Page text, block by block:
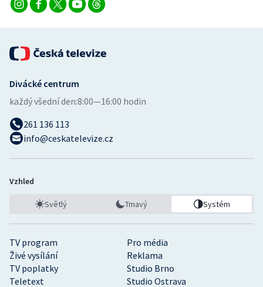
TV program
Pro média
Živé vysílání
Reklama
TV poplatky
Studio Brno
Teletext
Studio Ostrava
Divácké centrum
každý všední den:8:00—16:00 hodin
261 136 113
info@ceskatelevize.cz
Vzhled
Světlý Tmavý Systém